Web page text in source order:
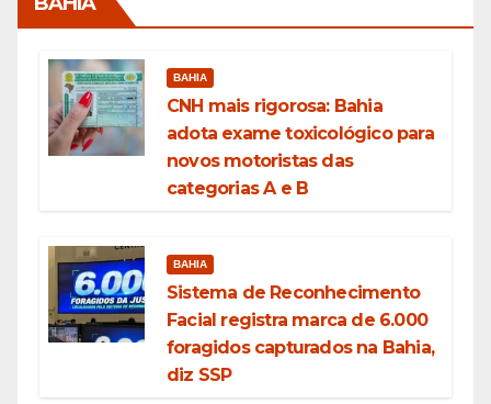
BAHIA
CNH mais rigorosa: Bahia
adota exame toxicológico para
novos motoristas das
categorias A e B
BAHIA
Sistema de Reconhecimento
Facial registra marca de 6.000
foragidos capturados na Bahia,
diz SSP